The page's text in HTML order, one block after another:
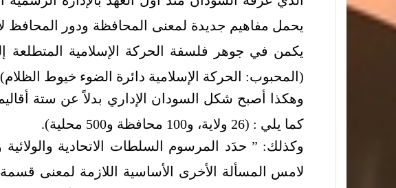
يحمل مفاهيم جديدة لمعنى المحافظة ودور المحافظ لا
يكمن في جوهر فلسفة الحركة الإسلامية المتطلعة
(المحبوب: الحركة الإسلامية دائرة الضوء خيوط
وهكذا أصبح شكل السودان الإداري بدلاً عن ستة
كما يلي : (26 ولاية، و100 محافظة و500 محلية).
وكذلك: ” حدَد المرسوم السلطات الاتحادية
لامس المسألة الأخرى الأساسية اللازمة لمعنى